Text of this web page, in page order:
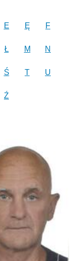
E Ę F
Ł M N
Ś T U
Ź